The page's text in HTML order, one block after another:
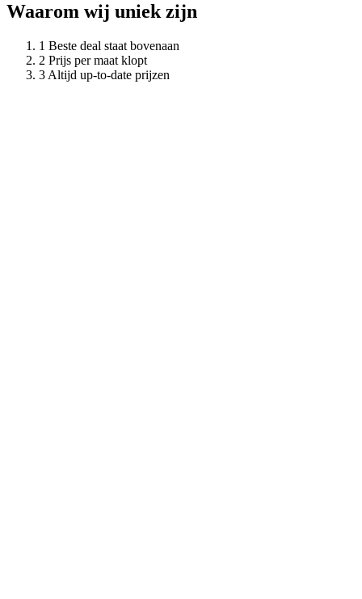
Waarom wij uniek zijn
Beste deal staat bovenaan
Prijs per maat klopt
Altijd up-to-date prijzen